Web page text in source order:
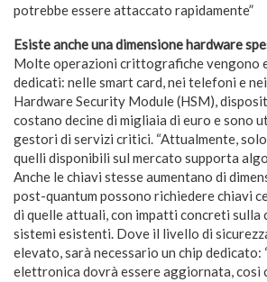
potrebbe essere attaccato rapidamente”
Esiste anche una dimensione hardware
Molte operazioni crittografiche vengono
dedicati: nelle smart card, nei telefoni e
Hardware Security Module (HSM),
costano decine di migliaia di euro e sono
gestori di servizi critici. “Attualmente,
quelli disponibili sul mercato supporta
Anche le chiavi stesse aumentano di
post-quantum possono richiedere chiavi
di quelle attuali, con impatti concreti sulla
sistemi esistenti. Dove il livello di
elevato, sarà necessario un chip dedicato:
elettronica dovrà essere aggiornata, così